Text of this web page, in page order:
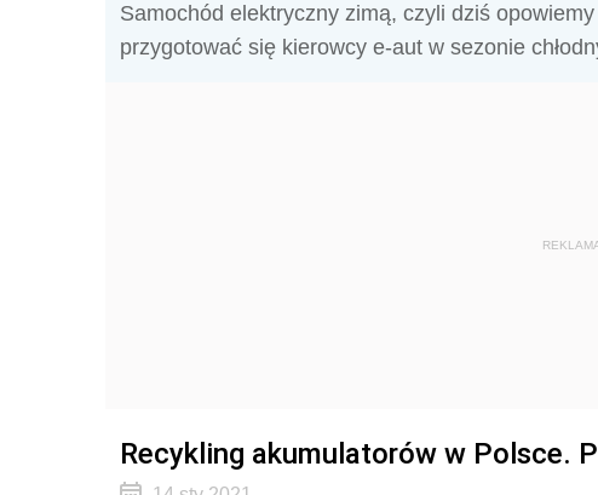
Samochód elektryczny zimą, czyli dziś
przygotować się kierowcy e-aut w sezonie
Recykling akumulatorów w Polsce.